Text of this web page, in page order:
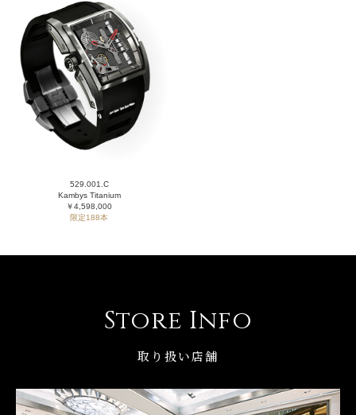
529.001.C
Kambys Titanium
￥4,598,000
限定188本
Store Info
取り扱い店舗